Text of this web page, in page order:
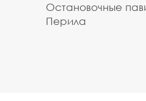
Остановочные
Перила